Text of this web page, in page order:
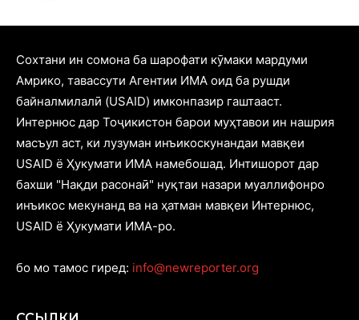
Cохтани ин сомона ба шарофати кӯмаки мардуми
Амрико, тавассути Агентии ИМА оид ба рушди
байналмилалӣ (USAID) имконпазир гаштааст.
Интернюс дар Тоҷикистон барои муҳтавои ин нашрия
масъул аст, ки лузуман инъикоскунандаи мавқеи
USAID ё Ҳукумати ИМА намебошад. Интишорот дар
бахши "Нақди расонаӣ" нуқтаи назари муаллифонро
инъикос мекунанд ва на ҳатман мавқеи Интернюс,
USAID ё Ҳукумати ИМА-ро.
бо мо тамос гиред: info@newreporter.org